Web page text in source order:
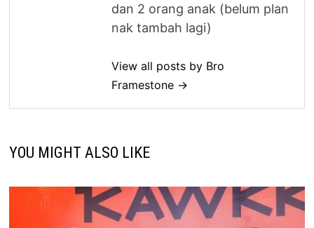
dan 2 orang anak (belum plan
nak tambah lagi)
View all posts by Bro
Framestone →
YOU MIGHT ALSO LIKE